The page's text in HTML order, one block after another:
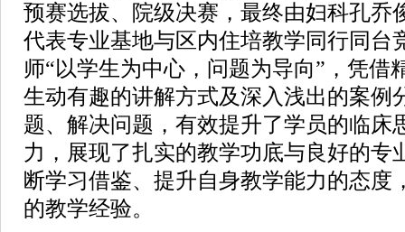
预赛选拔、院级决赛，最终由妇科孔乔
代表专业基地与区内住培教学同行同台
师“以学生为中心，问题为导向”，凭借
生动有趣的讲解方式及深入浅出的案例
题、解决问题，有效提升了学员的临床
力，展现了扎实的教学功底与良好的专
断学习借鉴、提升自身教学能力的态度
的教学经验。